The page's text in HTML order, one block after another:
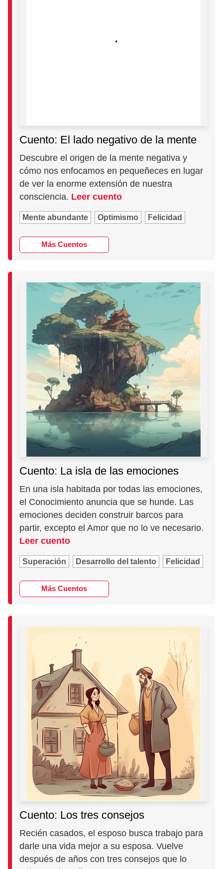
Cuento: El lado negativo de la mente
Descubre el origen de la mente negativa y
cómo nos enfocamos en pequeñeces en lugar
de ver la enorme extensión de nuestra
consciencia. Leer cuento
Mente abundante Optimismo Felicidad
Más Cuentos
Cuento: La isla de las emociones
En una isla habitada por todas las emociones,
el Conocimiento anuncia que se hunde. Las
emociones deciden construir barcos para
partir, excepto el Amor que no lo ve necesario.
Leer cuento
Superación Desarrollo del talento Felicidad
Más Cuentos
Cuento: Los tres consejos
Recién casados, el esposo busca trabajo para
darle una vida mejor a su esposa. Vuelve
después de años con tres consejos que lo